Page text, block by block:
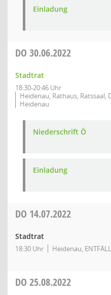
Einladung
DO 30.06.2022
Stadtrat
18:30-20:46 Uhr
Heidenau, Rathaus, Ratssaal,
Heidenau
Niederschrift Ö
Einladung
DO 14.07.2022
Stadtrat
18:30 Uhr Heidenau,
DO 25.08.2022